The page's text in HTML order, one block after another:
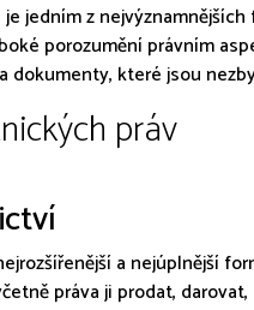
jedním z
porozumění právním
dokumenty, které jsou
práv
a nejúplnější
práva ji prodat,